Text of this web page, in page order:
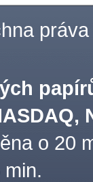
práva
o 20